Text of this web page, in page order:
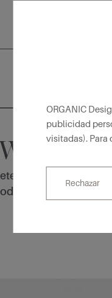
a nuestra
las novedades
ORGANIC
publicidad
visitadas).
Rechazar